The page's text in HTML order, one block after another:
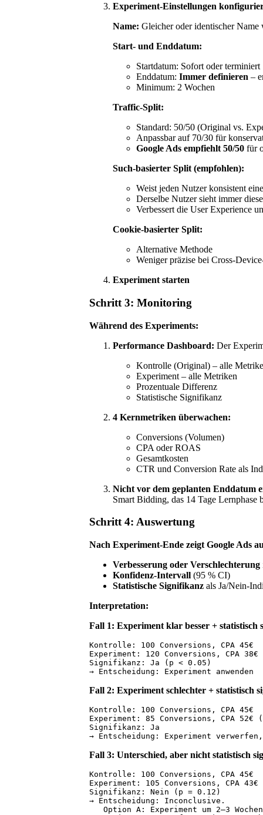
Experiment-Einstellungen
Name: Gleicher oder identischer
Start- und Enddatum:
Startdatum: Sofort oder terminiert
Enddatum: Immer definieren –
Minimum: 2 Wochen
Traffic-Split:
Standard: 50/50 (Original vs.
Anpassbar auf 70/30 für
Google Ads empfiehlt 50/50 für
Such-basierter Split (empfohlen):
Weist jeden Nutzer konsistent
Derselbe Nutzer sieht immer
Verbessert die User Experience
Cookie-basierter Split:
Alternative Methode
Weniger präzise bei Cross-
Experiment starten
Schritt 3: Monitoring
Während des Experiments:
Performance Dashboard: Der
Kontrolle (Original) – alle
Experiment – alle Metriken
Prozentuale Differenz
Statistische Signifikanz
4 Kernmetriken überwachen:
Conversions (Volumen)
CPA oder ROAS
Gesamtkosten
CTR und Conversion Rate als
Nicht vor dem geplanten Enddatum
Smart Bidding, das 14 Tage Lernphase
Schritt 4: Auswertung
Nach Experiment-Ende zeigt Google Ads
Verbesserung oder Verschlechterung
Konfidenz-Intervall (95 % CI)
Statistische Signifikanz als Ja/Nein-
Interpretation:
Fall 1: Experiment klar besser + statistisch
Kontrolle: 100 Conversions, CPA 45€
Experiment: 120 Conversions, CPA 38€
Signifikanz: Ja (p < 0.05)
Fall 2: Experiment schlechter + statistisch
Kontrolle: 100 Conversions, CPA 45€
Experiment: 85 Conversions, CPA 52€
Signifikanz: Ja
Fall 3: Unterschied, aber nicht statistisch
Kontrolle: 100 Conversions, CPA 45€
Experiment: 105 Conversions, CPA 43€
Signifikanz: Nein (p = 0.12)
→ Entscheidung: Inconclusive.
Option A: Experiment um 2–3